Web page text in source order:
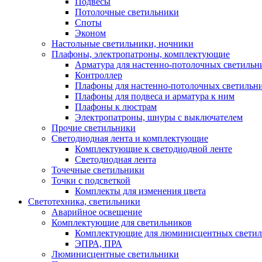
Потолочные светильники
Споты
Эконом
Настольные светильники, ночники
Плафоны, электропатроны, комплектующие
Арматура для настенно-потолочных
Контроллер
Плафоны для настенно-потолочных
Плафоны для подвеса и арматура к ним
Плафоны к люстрам
Электропатроны, шнуры с выключателем
Прочие светильники
Светодиодная лента и комплектующие
Комплектующие к светодиодной ленте
Светодиодная лента
Точечные светильники
Точки с подсветкой
Комплекты для изменения цвета
Светотехника, светильники
Аварийное освещение
Комплектующие для светильников
Комплектующие для люминисцентных
ЭПРА, ПРА
Люминисцентные светильники